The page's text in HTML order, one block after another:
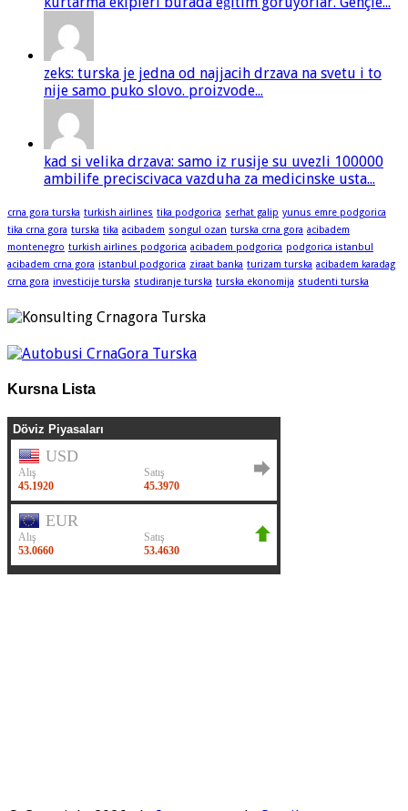
zeks: turska je jedna od najjacih drzava na svetu i to
nije samo puko slovo. proizvode...
kad si velika drzava: samo iz rusije su uvezli 100000
ambilife preciscivaca vazduha za medicinske usta...
crna gora turska turkish airlines tika podgorica serhat galip yunus emre podgorica
tika crna gora turska tika acibadem songul ozan turska crna gora acibadem
montenegro turkish airlines podgorica acibadem podgorica podgorica istanbul
acibadem crna gora istanbul podgorica ziraat banka turizam turska acibadem karadag
crna gora investicije turska studiranje turska turska ekonomija studenti turska
Kursna Lista